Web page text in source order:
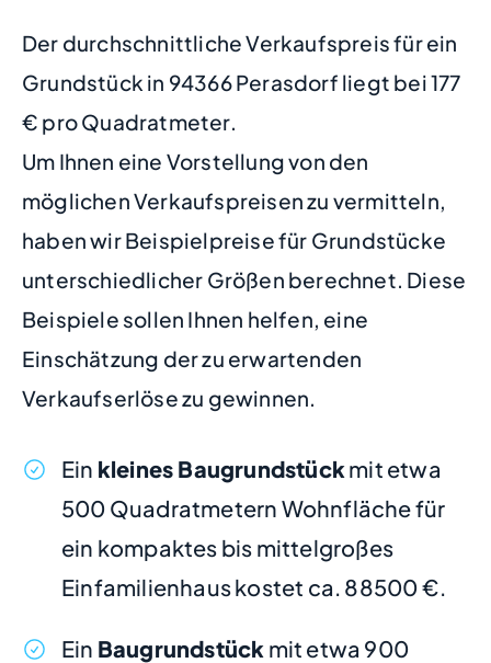
Der durchschnittliche Verkaufspreis für ein
Grundstück in 94366 Perasdorf liegt bei 177
€ pro Quadratmeter.
Um Ihnen eine Vorstellung von den
möglichen Verkaufspreisen zu vermitteln,
haben wir Beispielpreise für Grundstücke
unterschiedlicher Größen berechnet. Diese
Beispiele sollen Ihnen helfen, eine
Einschätzung der zu erwartenden
Verkaufserlöse zu gewinnen.
Ein kleines Baugrundstückmit etwa
500 Quadratmetern Wohnfläche für
ein kompaktes bis mittelgroßes
Einfamilienhaus kostet ca. 88500 €.
Ein Baugrundstück mit etwa 900